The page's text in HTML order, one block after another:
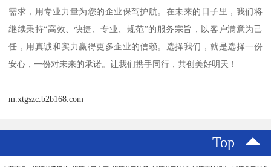
需求，用专业力量为您的企业保驾护航。在未来的日子里，我们将
继续秉持“高效、快捷、专业、规范”的服务宗旨，以客户满意为己
任，用真诚和实力赢得更多企业的信赖。选择我们，就是选择一份
安心，一份对未来的承诺。让我们携手同行，共创美好明天！
m.xtgszc.b2b168.com
Top